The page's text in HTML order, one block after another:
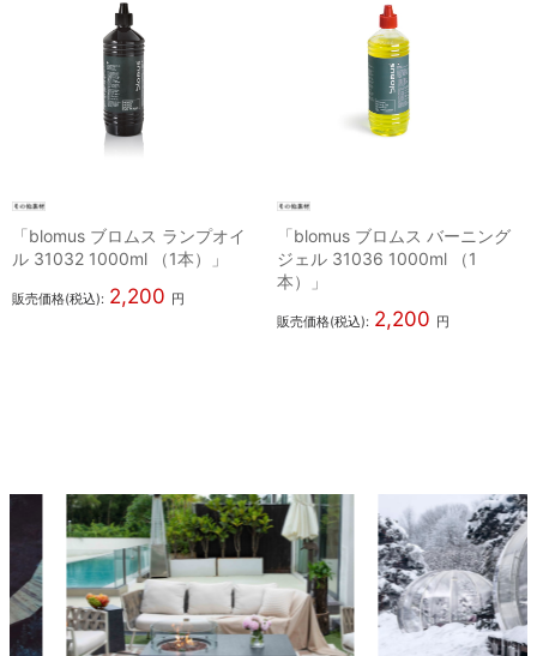
「blomus ブロムス ランプオイ
ル 31032 1000ml （1本）」
販売価格(税込): 2,200 円
「blomus ブロムス バーニング
ジェル 31036 1000ml （1
本）」
販売価格(税込): 2,200 円